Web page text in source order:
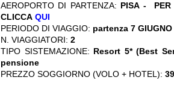
AEROPORTO DI PARTENZA: PISA - PER
CLICCA QUI
PERIODO DI VIAGGIO: partenza 7
N. VIAGGIATORI: 2
TIPO SISTEMAZIONE: Resort 5* (Best
pensione
PREZZO SOGGIORNO (VOLO + HOTEL):